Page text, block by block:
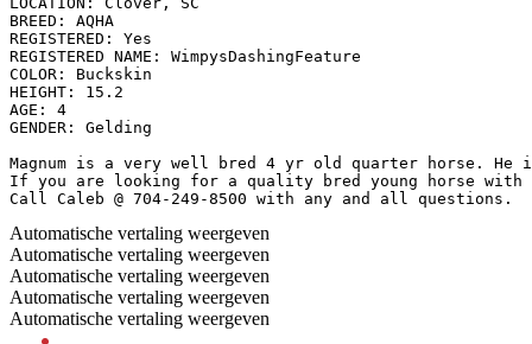
BREED: AQHA
REGISTERED: Yes
REGISTERED NAME: WimpysDashingFeature
COLOR: Buckskin
HEIGHT: 15.2
AGE: 4
GENDER: Gelding
Magnum is a very well bred 4 yr old quarter horse.
If you are looking for a quality bred young horse with
Call Caleb @ 704-249-8500 with any and all questions.
Automatische vertaling weergeven
Automatische vertaling weergeven
Automatische vertaling weergeven
Automatische vertaling weergeven
Automatische vertaling weergeven